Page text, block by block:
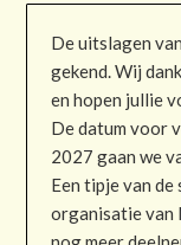
De uitslagen
gekend. Wij
en hopen jullie
De datum voor
2027 gaan we
Een tipje van de
organisatie van